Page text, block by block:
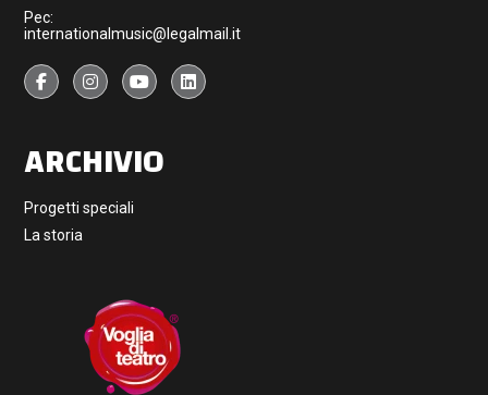
Pec:
internationalmusic@legalmail.it
ARCHIVIO
Progetti speciali
La storia